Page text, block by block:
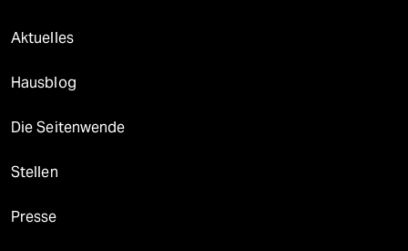
Aktuelles
Hausblog
Die Seitenwende
Stellen
Presse